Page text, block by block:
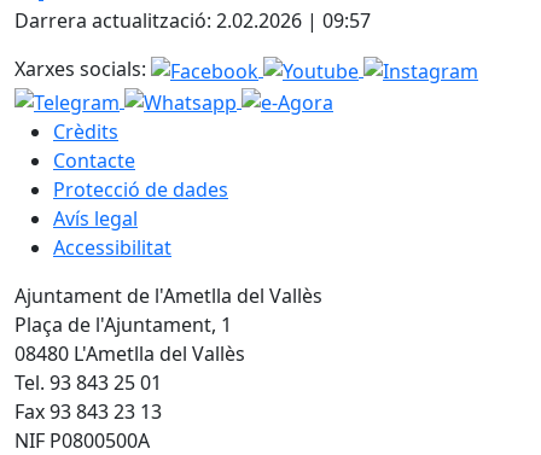
−
Darrera actualització: 2.02.2026 | 09:57
Xarxes socials:
Crèdits
Contacte
Protecció de dades
Avís legal
Accessibilitat
Ajuntament de l'Ametlla del Vallès
Plaça de l'Ajuntament, 1
08480 L'Ametlla del Vallès
Tel. 93 843 25 01
Fax 93 843 23 13
NIF P0800500A